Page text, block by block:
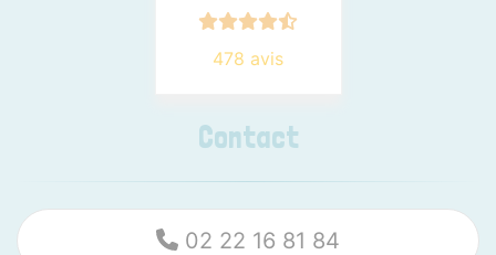
478 avis
Contact
02 22 16 81 84